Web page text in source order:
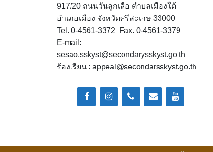
917/20 ถนนวันลูกเสือ ตำบลเมืองใต้
อำเภอเมือง จังหวัดศรีสะเกษ 33000
Tel. 0-4561-3372 Fax. 0-4561-3379
E-mail:
sesao.sskyst@secondarysskyst.go.th
ร้องเรียน : appeal@secondarsskyst.go.th